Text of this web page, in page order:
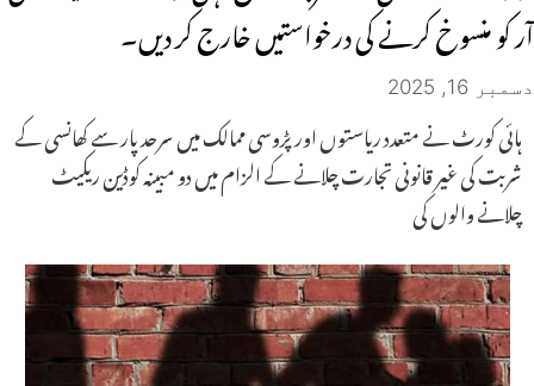
آر کو منسوخ کرنے کی درخواستیں خارج کر دیں۔
دسمبر 16, 2025
ہائی کورٹ نے متعدد ریاستوں اور پڑوسی ممالک میں سرحد پار سے کھانسی کے
شربت کی غیر قانونی تجارت چلانے کے الزام میں دو مبینہ کوڈین ریکیٹ
چلانے والوں کی